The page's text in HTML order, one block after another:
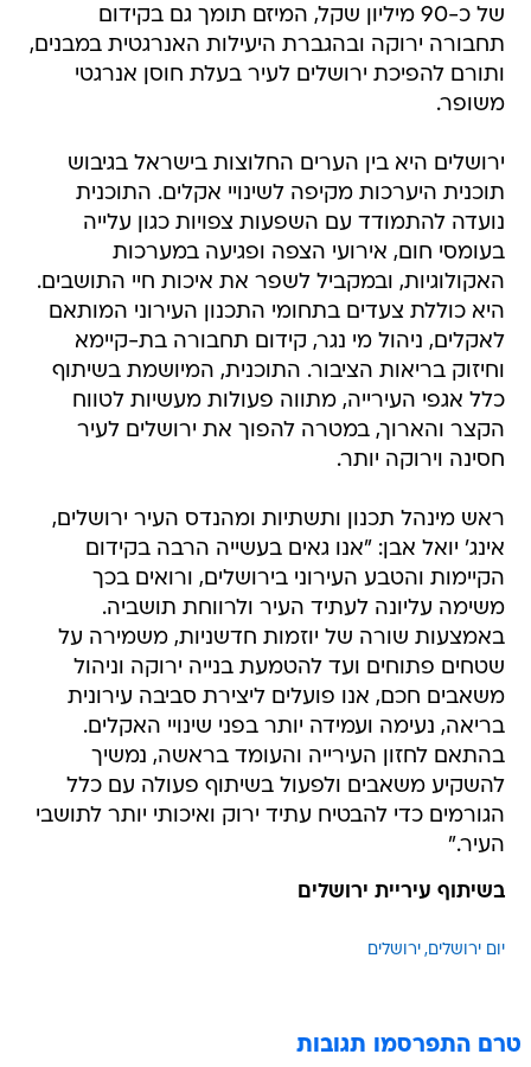
של כ-90 מיליון שקל, המיזם תומך גם בקידום
תחבורה ירוקה ובהגברת היעילות האנרגטית במבנים,
ותורם להפיכת ירושלים לעיר בעלת חוסן אנרגטי
משופר.
ירושלים היא בין הערים החלוצות בישראל בגיבוש
תוכנית היערכות מקיפה לשינויי אקלים. התוכנית
נועדה להתמודד עם השפעות צפויות כגון עלייה
בעומסי חום, אירועי הצפה ופגיעה במערכות
האקולוגיות, ובמקביל לשפר את איכות חיי התושבים.
היא כוללת צעדים בתחומי התכנון העירוני המותאם
לאקלים, ניהול מי נגר, קידום תחבורה בת-קיימא
וחיזוק בריאות הציבור. התוכנית, המיושמת בשיתוף
כלל אגפי העירייה, מתווה פעולות מעשיות לטווח
הקצר והארוך, במטרה להפוך את ירושלים לעיר
חסינה וירוקה יותר.
ראש מינהל תכנון ותשתיות ומהנדס העיר ירושלים,
אינג' יואל אבן: "אנו גאים בעשייה הרבה בקידום
הקיימות והטבע העירוני בירושלים, ורואים בכך
משימה עליונה לעתיד העיר ולרווחת תושביה.
באמצעות שורה של יוזמות חדשניות, משמירה על
שטחים פתוחים ועד להטמעת בנייה ירוקה וניהול
משאבים חכם, אנו פועלים ליצירת סביבה עירונית
בריאה, נעימה ועמידה יותר בפני שינויי האקלים.
בהתאם לחזון העירייה והעומד בראשה, נמשיך
להשקיע משאבים ולפעול בשיתוף פעולה עם כלל
הגורמים כדי להבטיח עתיד ירוק ואיכותי יותר לתושבי
העיר."
בשיתוף עיריית ירושלים
יום ירושלים ירושלים
טרם התפרסמו תגובות